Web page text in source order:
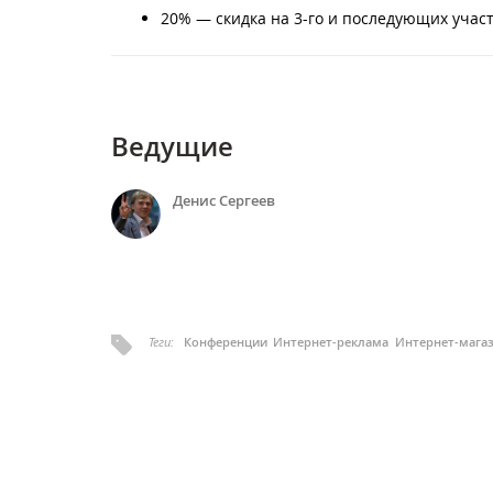
20% — скидка на 3-го и последующих
Ведущие
Денис Сергеев
Теги: Конференции Интернет-реклама Интернет-